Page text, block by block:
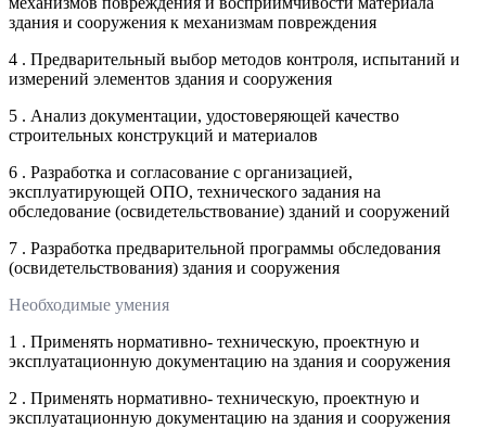
здания и сооружения к механизмам повреждения
4 . Предварительный выбор методов контроля, испытаний и
измерений элементов здания и сооружения
5 . Анализ документации, удостоверяющей качество
строительных конструкций и материалов
6 . Разработка и согласование с организацией,
эксплуатирующей ОПО, технического задания на
обследование (освидетельствование) зданий и сооружений
7 . Разработка предварительной программы обследования
(освидетельствования) здания и сооружения
Необходимые умения
1 . Применять нормативно- техническую, проектную и
эксплуатационную документацию на здания и сооружения
2 . Применять нормативно- техническую, проектную и
эксплуатационную документацию на здания и сооружения